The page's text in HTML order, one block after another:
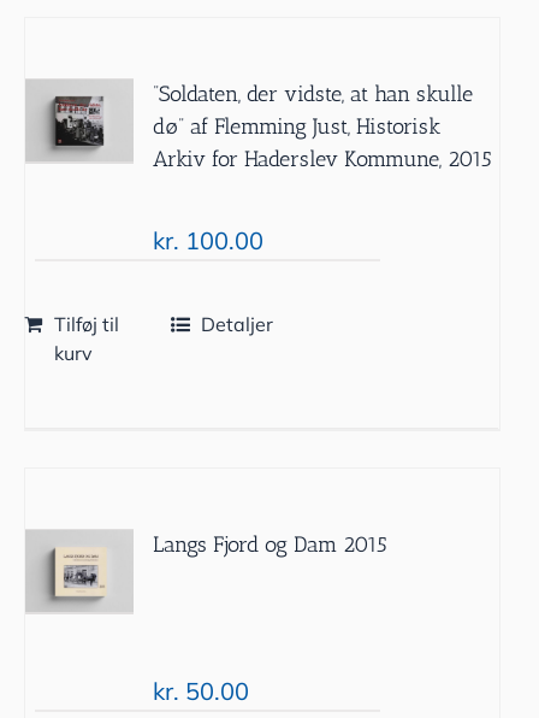
”Soldaten, der vidste, at han skulle
dø” af Flemming Just, Historisk
Arkiv for Haderslev Kommune, 2015
kr. 100.00
Tilføj til
kurv
Detaljer
Langs Fjord og Dam 2015
kr. 50.00